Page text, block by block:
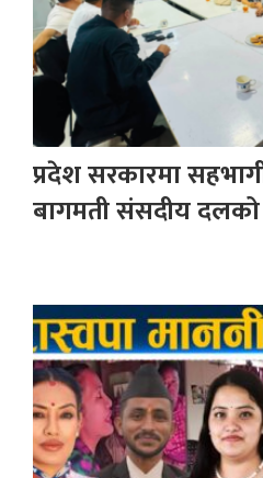
प्रदेश सरकारमा
बागमती संसदीय दलको